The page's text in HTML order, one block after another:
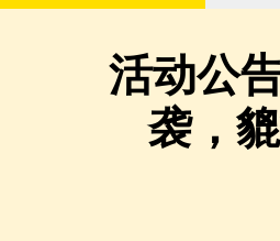
活动公
袭，